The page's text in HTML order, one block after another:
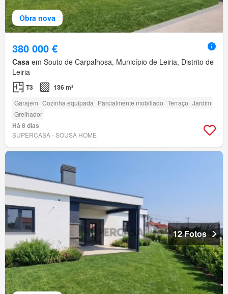
Obra nova
380 000 €
Casa em Souto de Carpalhosa, Município de Leiria, Distrito de
Leiria
T3 136 m²
Garajem Cozinha equipada Parcialmente mobiliado Terraço Jardim
Grelhador
Há 8 dias
SUPERCASA - SOUSA HOME
12 Fotos